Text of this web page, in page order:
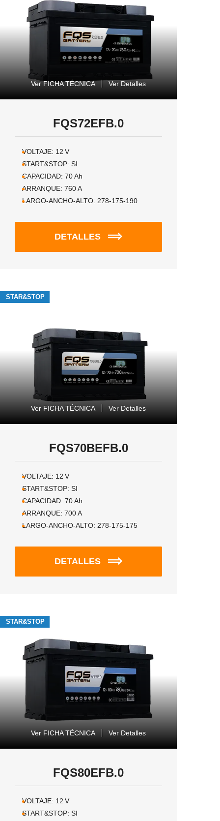
Ver FICHA TÉCNICA Ver Detalles
FQS72EFB.0
VOLTAJE: 12 V
START&STOP: SI
CAPACIDAD: 70Ah
ARRANQUE: 760A
LARGO-ANCHO-ALTO: 278-175-190
DETALLES
STAR&STOP
Ver FICHA TÉCNICA Ver Detalles
FQS70BEFB.0
VOLTAJE: 12 V
START&STOP: SI
CAPACIDAD: 70Ah
ARRANQUE: 700A
LARGO-ANCHO-ALTO: 278-175-175
DETALLES
STAR&STOP
Ver FICHA TÉCNICA Ver Detalles
FQS80EFB.0
VOLTAJE: 12 V
START&STOP: SI